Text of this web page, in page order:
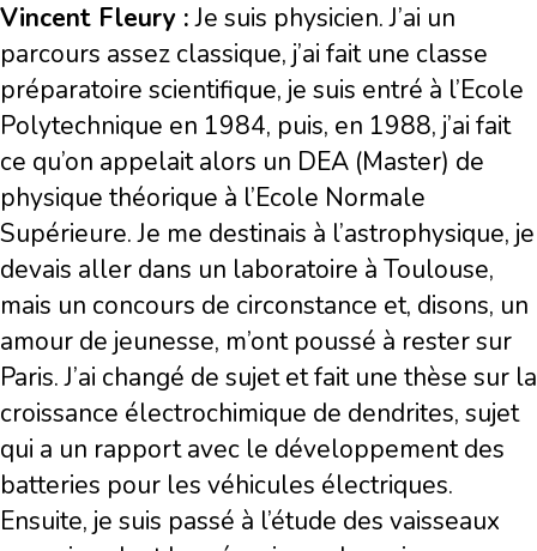
Vincent Fleury :Je suis physicien. J’ai un
parcours assez classique, j’ai fait une classe
préparatoire scientifique, je suis entré à l’Ecole
Polytechnique en 1984, puis, en 1988, j’ai fait
ce qu’on appelait alors un DEA (Master) de
physique théorique à l’Ecole Normale
Supérieure. Je me destinais à l’astrophysique, je
devais aller dans un laboratoire à Toulouse,
mais un concours de circonstance et, disons, un
amour de jeunesse, m’ont poussé à rester sur
Paris. J’ai changé de sujet et fait une thèse sur la
croissance électrochimique de dendrites, sujet
qui a un rapport avec le développement des
batteries pour les véhicules électriques.
Ensuite, je suis passé à l’étude des vaisseaux